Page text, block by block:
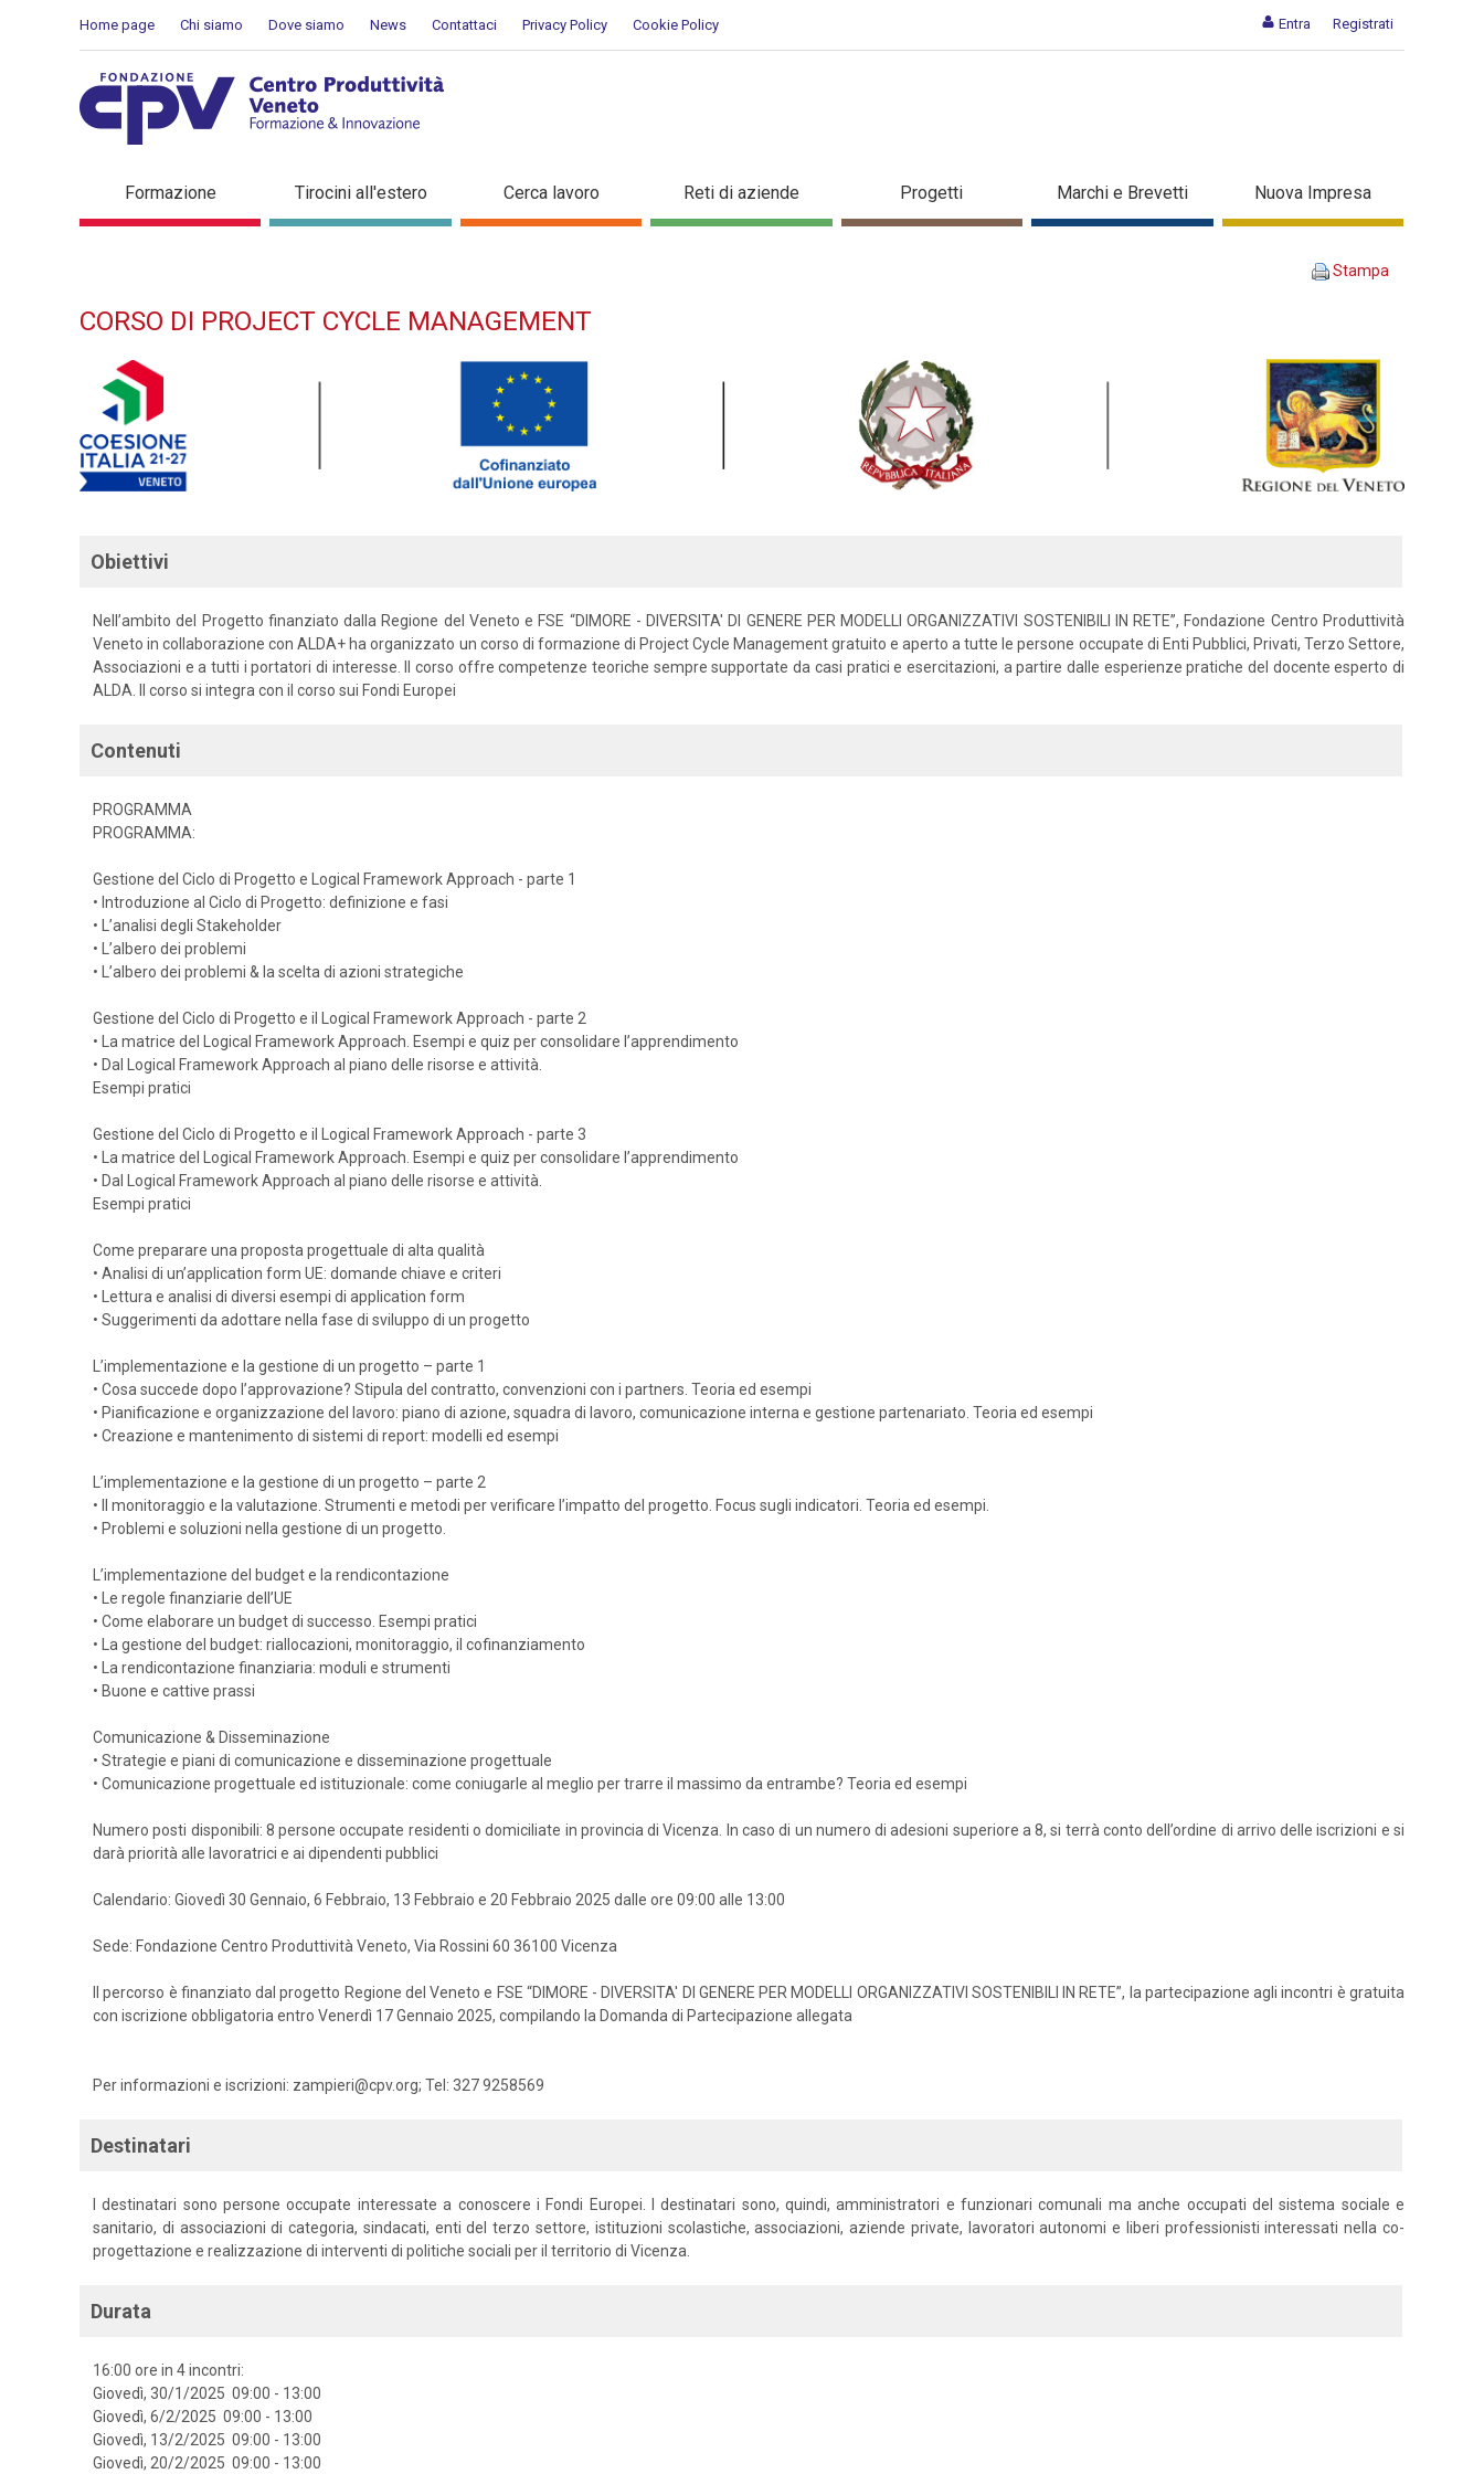
Entra Registrati
Home page Chi siamo Dove siamo News Contattaci Privacy Policy Cookie Policy
Corso di Project Cycle Management - Dettaglio corso di formazione
Formazione Tirocini all'estero Cerca lavoro Reti di aziende Progetti Marchi e Brevetti Nuova Impresa
Stampa
CORSO DI PROJECT CYCLE MANAGEMENT
Obiettivi
Nell’ambito del Progetto finanziato dalla Regione del Veneto e FSE “DIMORE - DIVERSITA' DI GENERE PER MODELLI ORGANIZZATIVI SOSTENIBILI IN RETE”, Fondazione Centro Produttività
Veneto in collaborazione con ALDA+ ha organizzato un corso di formazione di Project Cycle Management gratuito e aperto a tutte le persone occupate di Enti Pubblici, Privati, Terzo Settore,
Associazioni e a tutti i portatori di interesse. Il corso offre competenze teoriche sempre supportate da casi pratici e esercitazioni, a partire dalle esperienze pratiche del docente esperto di
ALDA. Il corso si integra con il corso sui Fondi Europei
Contenuti
PROGRAMMA
PROGRAMMA:
Gestione del Ciclo di Progetto e Logical Framework Approach - parte 1
• Introduzione al Ciclo di Progetto: definizione e fasi
• L’analisi degli Stakeholder
• L’albero dei problemi
• L’albero dei problemi & la scelta di azioni strategiche
Gestione del Ciclo di Progetto e il Logical Framework Approach - parte 2
• La matrice del Logical Framework Approach. Esempi e quiz per consolidare l’apprendimento
• Dal Logical Framework Approach al piano delle risorse e attività.
Esempi pratici
Gestione del Ciclo di Progetto e il Logical Framework Approach - parte 3
• La matrice del Logical Framework Approach. Esempi e quiz per consolidare l’apprendimento
• Dal Logical Framework Approach al piano delle risorse e attività.
Esempi pratici
Come preparare una proposta progettuale di alta qualità
• Analisi di un’application form UE: domande chiave e criteri
• Lettura e analisi di diversi esempi di application form
• Suggerimenti da adottare nella fase di sviluppo di un progetto
L’implementazione e la gestione di un progetto – parte 1
• Cosa succede dopo l’approvazione? Stipula del contratto, convenzioni con i partners. Teoria ed esempi
• Pianificazione e organizzazione del lavoro: piano di azione, squadra di lavoro, comunicazione interna e gestione partenariato. Teoria ed esempi
• Creazione e mantenimento di sistemi di report: modelli ed esempi
L’implementazione e la gestione di un progetto – parte 2
• Il monitoraggio e la valutazione. Strumenti e metodi per verificare l’impatto del progetto. Focus sugli indicatori. Teoria ed esempi.
• Problemi e soluzioni nella gestione di un progetto.
L’implementazione del budget e la rendicontazione
• Le regole finanziarie dell’UE
• Come elaborare un budget di successo. Esempi pratici
• La gestione del budget: riallocazioni, monitoraggio, il cofinanziamento
• La rendicontazione finanziaria: moduli e strumenti
• Buone e cattive prassi
Comunicazione & Disseminazione
• Strategie e piani di comunicazione e disseminazione progettuale
• Comunicazione progettuale ed istituzionale: come coniugarle al meglio per trarre il massimo da entrambe? Teoria ed esempi
Numero posti disponibili: 8 persone occupate residenti o domiciliate in provincia di Vicenza. In caso di un numero di adesioni superiore a 8, si terrà conto dell’ordine di arrivo delle iscrizioni e si
darà priorità alle lavoratrici e ai dipendenti pubblici
Calendario: Giovedì 30 Gennaio, 6 Febbraio, 13 Febbraio e 20 Febbraio 2025 dalle ore 09:00 alle 13:00
Sede: Fondazione Centro Produttività Veneto, Via Rossini 60 36100 Vicenza
Il percorso è finanziato dal progetto Regione del Veneto e FSE “DIMORE - DIVERSITA' DI GENERE PER MODELLI ORGANIZZATIVI SOSTENIBILI IN RETE”, la partecipazione agli incontri è gratuita
con iscrizione obbligatoria entro Venerdì 17 Gennaio 2025, compilando la Domanda di Partecipazione allegata
Per informazioni e iscrizioni: zampieri@cpv.org; Tel: 327 9258569
Destinatari
I destinatari sono persone occupate interessate a conoscere i Fondi Europei. I destinatari sono, quindi, amministratori e funzionari comunali ma anche occupati del sistema sociale e
sanitario, di associazioni di categoria, sindacati, enti del terzo settore, istituzioni scolastiche, associazioni, aziende private, lavoratori autonomi e liberi professionisti interessati nella co-
progettazione e realizzazione di interventi di politiche sociali per il territorio di Vicenza.
Durata
16:00 ore in 4 incontri:
Giovedì, 30/1/2025 09:00 - 13:00
Giovedì, 6/2/2025 09:00 - 13:00
Giovedì, 13/2/2025 09:00 - 13:00
Giovedì, 20/2/2025 09:00 - 13:00